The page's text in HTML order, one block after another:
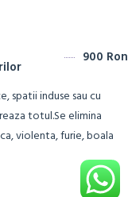
900 Ron
spatii induse sau cu
totul.Se elimina
violenta, furie, boala